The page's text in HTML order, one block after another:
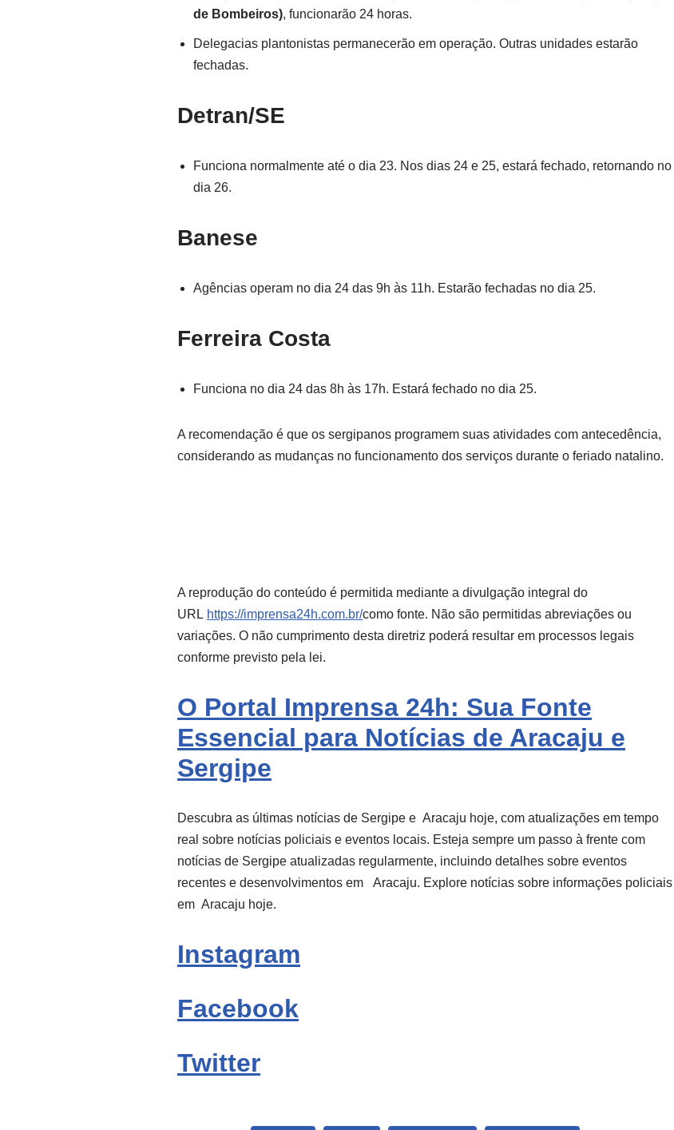
de Bombeiros), funcionarão 24 horas.
Delegacias plantonistas permanecerão em operação. Outras unidades estarão
fechadas.
Detran/SE
Funciona normalmente até o dia 23. Nos dias 24 e 25, estará fechado, retornando no
dia 26.
Banese
Agências operam no dia 24 das 9h às 11h. Estarão fechadas no dia 25.
Ferreira Costa
Funciona no dia 24 das 8h às 17h. Estará fechado no dia 25.
A recomendação é que os sergipanos programem suas atividades com antecedência,
considerando as mudanças no funcionamento dos serviços durante o feriado natalino.
A reprodução do conteúdo é permitida mediante a divulgação integral do
URL https://imprensa24h.com.br/como fonte. Não são permitidas abreviações ou
variações. O não cumprimento desta diretriz poderá resultar em processos legais
conforme previsto pela lei.
O Portal Imprensa 24h: Sua Fonte
Essencial para Notícias de Aracaju e
Sergipe
Descubra as últimas notícias de Sergipe e Aracaju hoje, com atualizações em tempo
real sobre notícias policiais e eventos locais. Esteja sempre um passo à frente com
notícias de Sergipe atualizadas regularmente, incluindo detalhes sobre eventos
recentes e desenvolvimentos em Aracaju. Explore notícias sobre informações policiais
em Aracaju hoje.
Instagram
Facebook
Twitter